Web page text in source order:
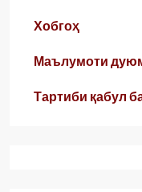
Хобгоҳ
Маълумоти
Тартиби қабул